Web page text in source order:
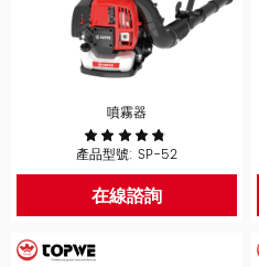
噴霧器
產品型號: SP-52
在線諮詢